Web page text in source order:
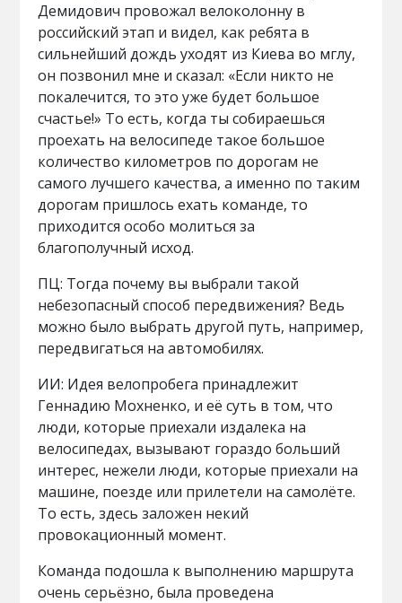
Демидович провожал велоколонну в
российский этап и видел, как ребята в
сильнейший дождь уходят из Киева во мглу,
он позвонил мне и сказал: «Если никто не
покалечится, то это уже будет большое
счастье!» То есть, когда ты собираешься
проехать на велосипеде такое большое
количество километров по дорогам не
самого лучшего качества, а именно по таким
дорогам пришлось ехать команде, то
приходится особо молиться за
благополучный исход.
ПЦ: Тогда почему вы выбрали такой
небезопасный способ передвижения? Ведь
можно было выбрать другой путь, например,
передвигаться на автомобилях.
ИИ: Идея велопробега принадлежит
Геннадию Мохненко, и её суть в том, что
люди, которые приехали издалека на
велосипедах, вызывают гораздо больший
интерес, нежели люди, которые приехали на
машине, поезде или прилетели на самолёте.
То есть, здесь заложен некий
провокационный момент.
Команда подошла к выполнению маршрута
очень серьёзно, была проведена